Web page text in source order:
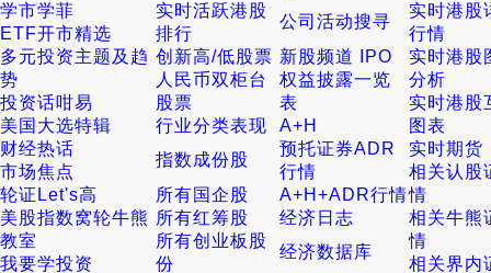
学市学菲
ETF开市精选
多元投资主题及趋
势
投资话咁易
美国大选特辑
财经热话
市场焦点
轮证Let's高
美股指数窝轮牛熊
教室
我要学投资
实时活跃港股
排行
公司活动搜寻
创新高/低股票 新股频道 IPO
人民币双柜台
股票
权益披露一览
表
行业分类表现
A+H
指数成份股
预托证券ADR
行情
所有国企股
A+H+ADR行情
所有红筹股
经济日志
所有创业板股
份
经济数据库
实时港股
行情
实时港股
分析
实时港股
图表
实时期货
相关认股
情
相关牛熊
情
相关界内